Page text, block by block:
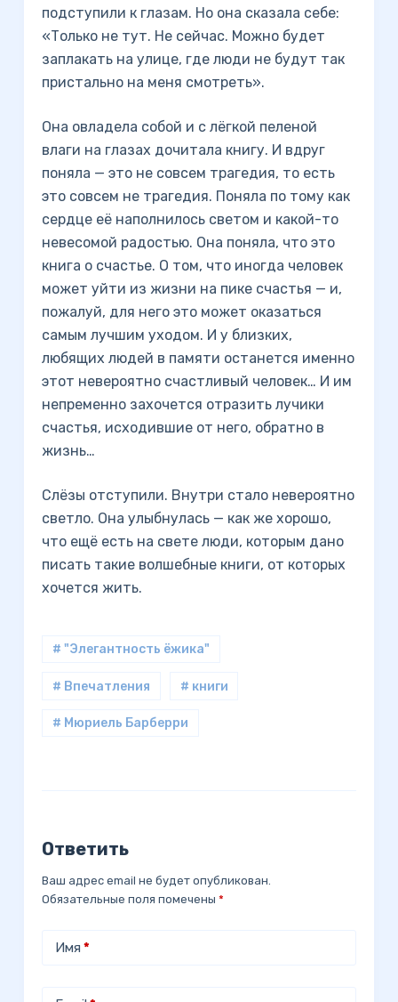
подступили к глазам. Но она сказала себе:
«Только не тут. Не сейчас. Можно будет
заплакать на улице, где люди не будут так
пристально на меня смотреть».
Она овладела собой и с лёгкой пеленой
влаги на глазах дочитала книгу. И вдруг
поняла — это не совсем трагедия, то есть
это совсем не трагедия. Поняла по тому как
сердце её наполнилось светом и какой-то
невесомой радостью. Она поняла, что это
книга о счастье. О том, что иногда человек
может уйти из жизни на пике счастья — и,
пожалуй, для него это может оказаться
самым лучшим уходом. И у близких,
любящих людей в памяти останется именно
этот невероятно счастливый человек… И им
непременно захочется отразить лучики
счастья, исходившие от него, обратно в
жизнь…
Слёзы отступили. Внутри стало невероятно
светло. Она улыбнулась — как же хорошо,
что ещё есть на свете люди, которым дано
писать такие волшебные книги, от которых
хочется жить.
# "Элегантность ёжика"
# Впечатления # книги
# Мюриель Барберри
Ответить
Ваш адрес email не будет опубликован.
Обязательные поля помечены *
Имя *